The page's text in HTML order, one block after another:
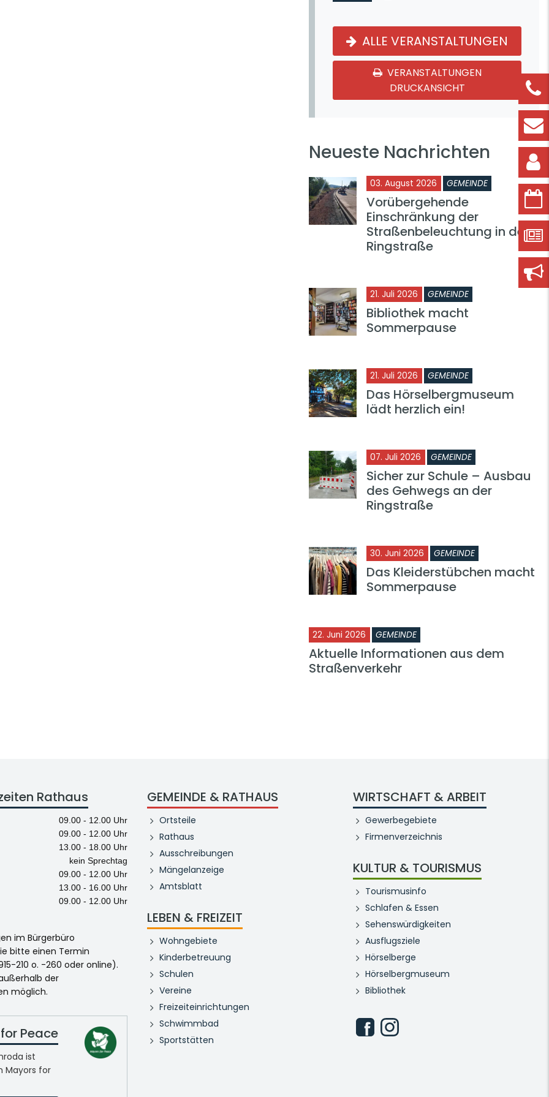
ALLE VERANSTALTUNGEN
VERANSTALTUNGEN
DRUCKANSICHT
Neueste Nachrichten
03. August 2026 GEMEINDE
Vorübergehende
Einschränkung der
Straßenbeleuchtung in der
Ringstraße
21. Juli 2026 GEMEINDE
Bibliothek macht
Sommerpause
21. Juli 2026 GEMEINDE
Das Hörselbergmuseum
lädt herzlich ein!
07. Juli 2026 GEMEINDE
Sicher zur Schule – Ausbau
des Gehwegs an der
Ringstraße
30. Juni 2026 GEMEINDE
Das Kleiderstübchen macht
Sommerpause
22. Juni 2026 GEMEINDE
Aktuelle Informationen aus dem
Straßenverkehr
Rathaus
09.00 - 12.00 Uhr
09.00 - 12.00 Uhr
13.00 - 18.00 Uhr
kein Sprechtag
09.00 - 12.00 Uhr
13.00 - 16.00 Uhr
09.00 - 12.00 Uhr
im Bürgerbüro
bitte einen Termin
210 o. -260 oder online).
der
möglich.
Peace
ist
Mayors for
GEMEINDE & RATHAUS
Ortsteile
Rathaus
Ausschreibungen
Mängelanzeige
Amtsblatt
LEBEN & FREIZEIT
Wohngebiete
Kinderbetreuung
Schulen
Vereine
Freizeiteinrichtungen
Schwimmbad
Sportstätten
WIRTSCHAFT & ARBEIT
Gewerbegebiete
Firmenverzeichnis
KULTUR & TOURISMUS
Tourismusinfo
Schlafen & Essen
Sehenswürdigkeiten
Ausflugsziele
Hörselberge
Hörselbergmuseum
Bibliothek